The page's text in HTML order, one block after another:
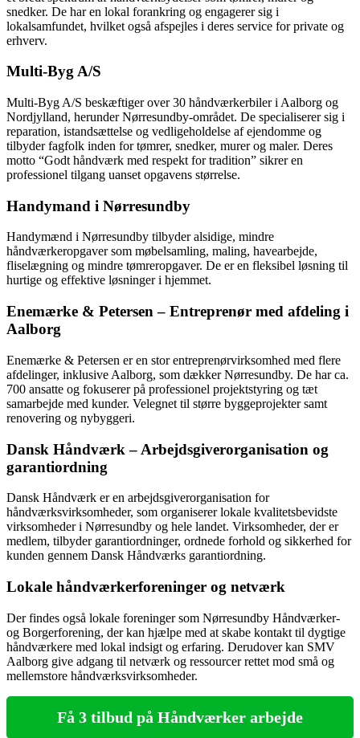
snedker. De har en lokal forankring og engagerer sig i
lokalsamfundet, hvilket også afspejles i deres service for private og
erhverv.
Multi-Byg A/S
Multi-Byg A/S beskæftiger over 30 håndværkerbiler i Aalborg og
Nordjylland, herunder Nørresundby-området. De specialiserer sig i
reparation, istandsættelse og vedligeholdelse af ejendomme og
tilbyder fagfolk inden for tømrer, snedker, murer og maler. Deres
motto “Godt håndværk med respekt for tradition” sikrer en
professionel tilgang uanset opgavens størrelse.
Handymand i Nørresundby
Handymænd i Nørresundby tilbyder alsidige, mindre
håndværkeropgaver som møbelsamling, maling, havearbejde,
fliselægning og mindre tømreropgaver. De er en fleksibel løsning til
hurtige og effektive løsninger i hjemmet.
Enemærke & Petersen – Entreprenør med afdeling i
Aalborg
Enemærke & Petersen er en stor entreprenørvirksomhed med flere
afdelinger, inklusive Aalborg, som dækker Nørresundby. De har ca.
700 ansatte og fokuserer på professionel projektstyring og tæt
samarbejde med kunder. Velegnet til større byggeprojekter samt
renovering og nybyggeri.
Dansk Håndværk – Arbejdsgiverorganisation og
garantiordning
Dansk Håndværk er en arbejdsgiverorganisation for
håndværksvirksomheder, som organiserer lokale kvalitetsbevidste
virksomheder i Nørresundby og hele landet. Virksomheder, der er
medlem, tilbyder garantiordninger, ordnede forhold og sikkerhed for
kunden gennem Dansk Håndværks garantiordning.
Lokale håndværkerforeninger og netværk
Der findes også lokale foreninger som Nørresundby Håndværker-
og Borgerforening, der kan hjælpe med at skabe kontakt til dygtige
håndværkere med lokal indsigt og erfaring. Derudover kan SMV
Aalborg give adgang til netværk og ressourcer rettet mod små og
mellemstore håndværksvirksomheder.
Få 3 tilbud på Håndværker arbejde